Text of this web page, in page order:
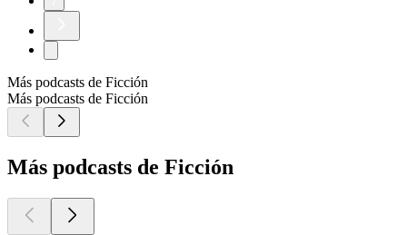
Más podcasts de Ficción
Más podcasts de Ficción
Más podcasts de Ficción